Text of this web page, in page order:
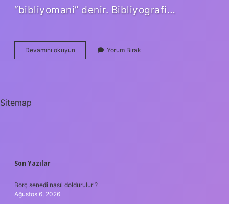
“bibliyomani” denir. Bibliyografi…
Devamını okuyun Bibliyoman
Ne
Yorum Bırak
Sitemap
SIDEBAR
Son Yazılar
Borç senedi nasıl doldurulur ?
Ağustos 6, 2026